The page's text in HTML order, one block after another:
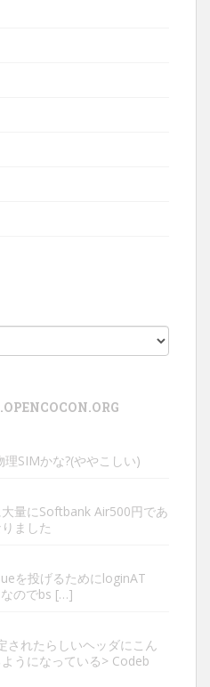
SIMかな?(ややこしい)
量にSoftbank Air500円であ
ました
を投げるためにloginAT
のでbs […]
されたらしいヘッダにこん
うになっている> Codeb